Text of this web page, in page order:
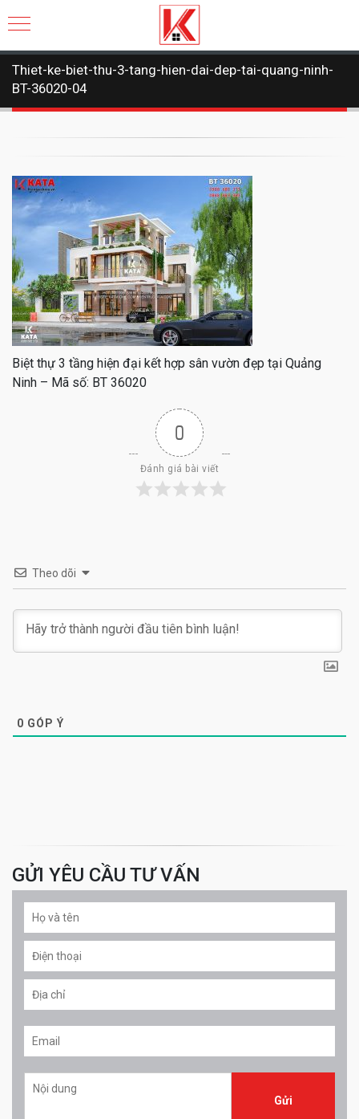
Thiet-ke-biet-thu-3-tang-hien-dai-dep-tai-quang-ninh-
BT-36020-04
Biệt thự 3 tầng hiện đại kết hợp sân vườn đẹp tại Quảng
Ninh – Mã số: BT 36020
0
Đánh giá bài viết
Theo dõi
0 GÓP Ý
GỬI YÊU CẦU TƯ VẤN